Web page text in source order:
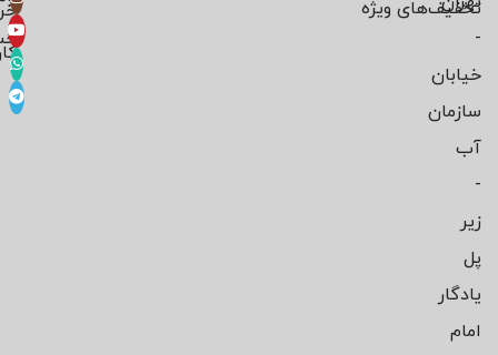
-
خیابان
سازمان
آب
-
زیر
پل
یادگار
امام
تخفیف‌های ویژه